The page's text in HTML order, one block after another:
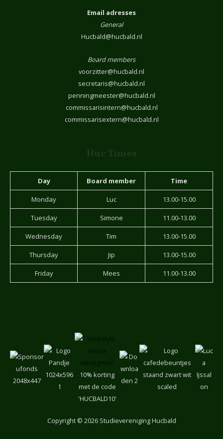
Email adresses
General
Hucbald@hucbald.nl
Board members
voorzitter@hucbald.nl
secretaris@hucbald.nl
penningmeester@hucbald.nl
commissarisintern@hucbald.nl
commissarisextern@hucbald.nl
Huc Times
Day Board member Time
Monday Luc 13.00-15.00
Tuesday Simone 11.00-13.00
Wednesday Tim 13.00-15.00
Thursday Jip 13.00-15.00
Friday Mees 11.00-13.00
10% korting
met de code
'HUCBALD10'
Copyright© 2026 Studievereniging Hucbald